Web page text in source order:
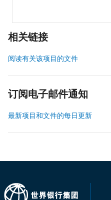
相关链接
阅读有关该项目的文件
订阅电子邮件通知
最新项目和文件的每日更新